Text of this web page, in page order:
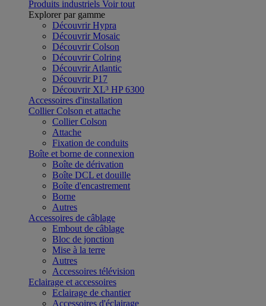
Produits industriels Voir tout
Explorer par gamme
Découvrir Hypra
Découvrir Mosaic
Découvrir Colson
Découvrir Colring
Découvrir Atlantic
Découvrir P17
Découvrir XL³ HP 6300
Accessoires d'installation
Collier Colson et attache
Collier Colson
Attache
Fixation de conduits
Boîte et borne de connexion
Boîte de dérivation
Boîte DCL et douille
Boîte d'encastrement
Borne
Autres
Accessoires de câblage
Embout de câblage
Bloc de jonction
Mise à la terre
Autres
Accessoires télévision
Eclairage et accessoires
Eclairage de chantier
Accessoires d'éclairage